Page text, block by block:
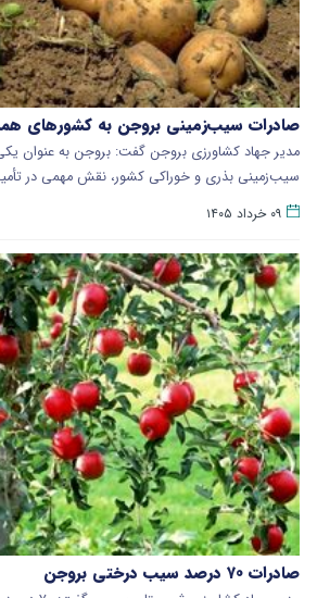
صادرات سیب‌زمینی بروجن به کشورهای
مدیر جهاد کشاورزی بروجن گفت: بروجن به عنوان
سیب‌زمینی بذری و خوراکی کشور، نقش مهمی در
۰۹ خرداد ۱۴۰۵
صادرات ۷۰ درصد سیب درختی بروجن